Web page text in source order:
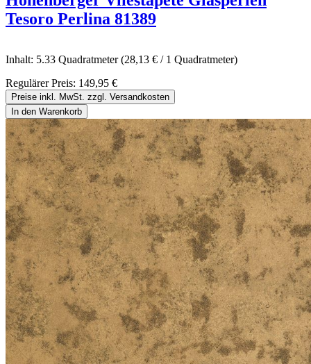
Tesoro Perlina 81389
Inhalt: 5.33 Quadratmeter(28,13 € / 1 Quadratmeter)
Regulärer Preis: 149,95 €
Preise inkl. MwSt. zzgl. Versandkosten
In den Warenkorb